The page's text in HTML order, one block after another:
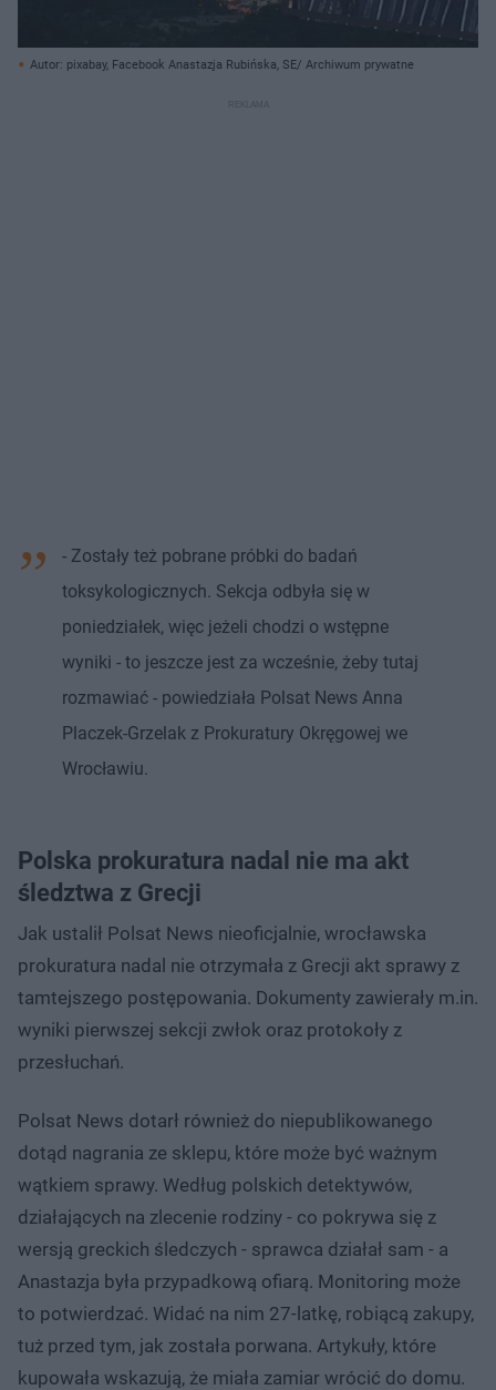
Autor: pixabay, Facebook Anastazja Rubińska, SE/ Archiwum prywatne
- Zostały też pobrane próbki do badań
toksykologicznych. Sekcja odbyła się w
poniedziałek, więc jeżeli chodzi o wstępne
wyniki - to jeszcze jest za wcześnie, żeby tutaj
rozmawiać - powiedziała Polsat News Anna
Placzek-Grzelak z Prokuratury Okręgowej we
Wrocławiu.
Polska prokuratura nadal nie ma akt
śledztwa z Grecji
Jak ustalił Polsat News nieoficjalnie, wrocławska
prokuratura nadal nie otrzymała z Grecji akt sprawy z
tamtejszego postępowania. Dokumenty zawierały m.in.
wyniki pierwszej sekcji zwłok oraz protokoły z
przesłuchań.
Polsat News dotarł również do niepublikowanego
dotąd nagrania ze sklepu, które może być ważnym
wątkiem sprawy. Według polskich detektywów,
działających na zlecenie rodziny - co pokrywa się z
wersją greckich śledczych - sprawca działał sam - a
Anastazja była przypadkową ofiarą. Monitoring może
to potwierdzać. Widać na nim 27-latkę, robiącą zakupy,
tuż przed tym, jak została porwana. Artykuły, które
kupowała wskazują, że miała zamiar wrócić do domu.